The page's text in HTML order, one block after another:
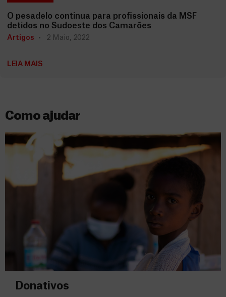
O pesadelo continua para profissionais da MSF
detidos no Sudoeste dos Camarões
Artigos 2 Maio, 2022
LEIA MAIS
Como ajudar
Donativos